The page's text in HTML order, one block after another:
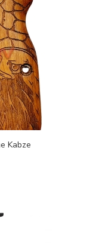
Kabze